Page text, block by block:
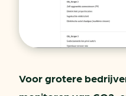
Voor grotere